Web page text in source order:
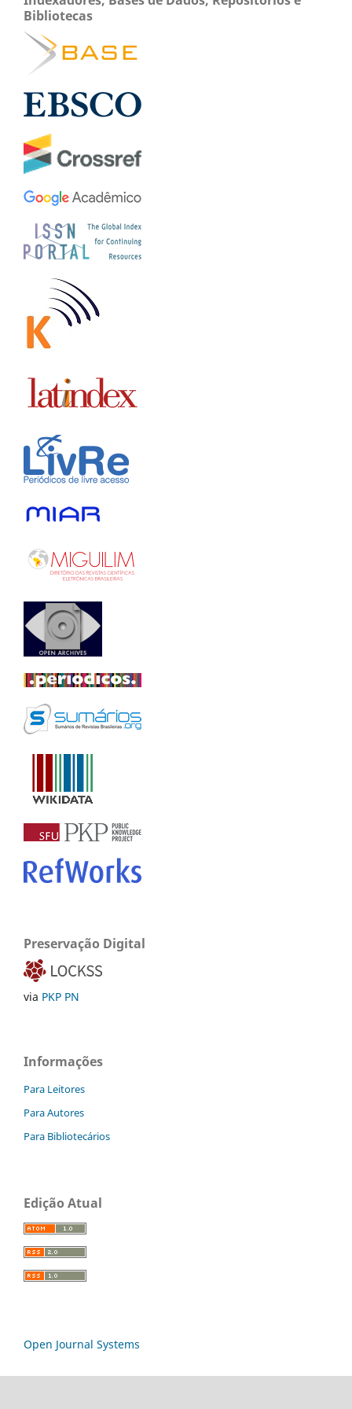
Bibliotecas
Preservação Digital
via PKP PN
Informações
Para Leitores
Para Autores
Para Bibliotecários
Edição Atual
Open Journal Systems